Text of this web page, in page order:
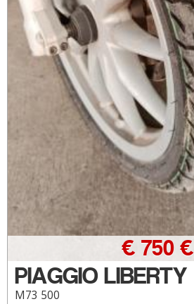
PIAGGIO LIBERTY
M73 500
€ 750 €